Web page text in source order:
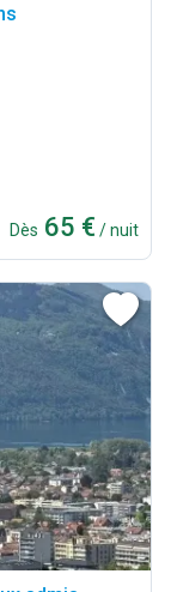
Dès 65 € / nuit